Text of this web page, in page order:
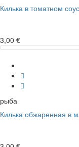
Килька в томатном
3,00 €
рыба
Килька обжаренная в